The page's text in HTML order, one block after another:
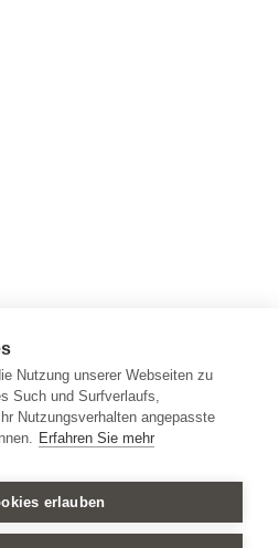
Nutzung unserer Webseiten zu
Such und Surfverlaufs,
Nutzungsverhalten angepasste
Erfahren Sie mehr
erlauben
Trauerbegleitung